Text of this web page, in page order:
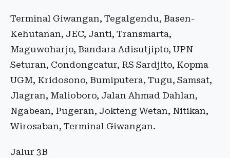
Terminal Giwangan, Tegalgendu, Basen-
Kehutanan, JEC, Janti, Transmarta,
Maguwoharjo, Bandara Adisutjipto, UPN
Seturan, Condongcatur, RS Sardjito, Kopma
UGM, Kridosono, Bumiputera, Tugu, Samsat,
Jlagran, Malioboro, Jalan Ahmad Dahlan,
Ngabean, Pugeran, Jokteng Wetan, Nitikan,
Wirosaban, Terminal Giwangan.
Jalur 3B